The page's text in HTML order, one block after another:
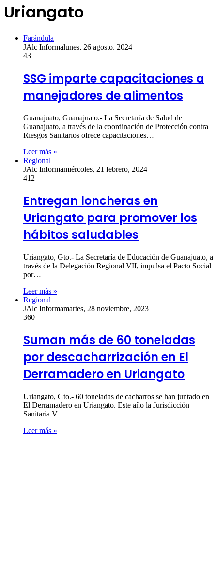
Uriangato
Farándula
JAlc Informalunes, 26 agosto, 2024
43
SSG imparte capacitaciones a
manejadores de alimentos
Guanajuato, Guanajuato.- La Secretaría de Salud de
Guanajuato, a través de la coordinación de Protección contra
Riesgos Sanitarios ofrece capacitaciones…
Leer más »
Regional
JAlc Informamiércoles, 21 febrero, 2024
412
Entregan loncheras en
Uriangato para promover los
hábitos saludables
Uriangato, Gto.- La Secretaría de Educación de Guanajuato, a
través de la Delegación Regional VII, impulsa el Pacto Social
por…
Leer más »
Regional
JAlc Informamartes, 28 noviembre, 2023
360
Suman más de 60 toneladas
por descacharrización en El
Derramadero en Uriangato
Uriangato, Gto.- 60 toneladas de cacharros se han juntado en
El Derramadero en Uriangato. Este año la Jurisdicción
Sanitaria V…
Leer más »